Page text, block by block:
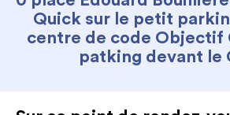
Quick sur le petit
centre de code Objectif
patking devant le